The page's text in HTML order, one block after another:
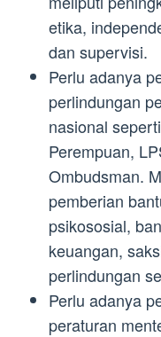
etika,
dan supervisi.
Perlu adanya
perlindungan
nasional
Perempuan,
Ombudsman.
pemberian
psikososial,
keuangan,
perlindungan
Perlu adanya
peraturan